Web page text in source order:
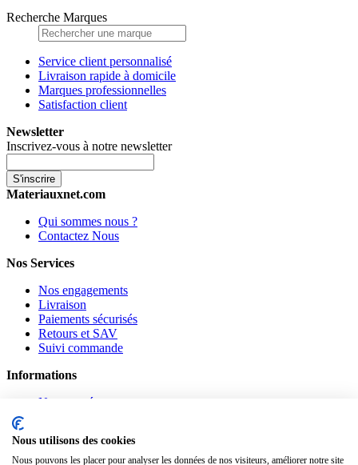
Recherche Marques
Service client personnalisé
Livraison rapide à domicile
Marques professionnelles
Satisfaction client
Newsletter
Inscrivez-vous à notre newsletter
S'inscrire
Materiauxnet.com
Qui sommes nous ?
Contactez Nous
Nos Services
Nos engagements
Livraison
Paiements sécurisés
Retours et SAV
Suivi commande
Informations
Nouveautés
Confidentialité
Mentions légales
Nous utilisons des cookies
Nous pouvons les placer pour analyser les données de nos visiteurs, améliorer notre site